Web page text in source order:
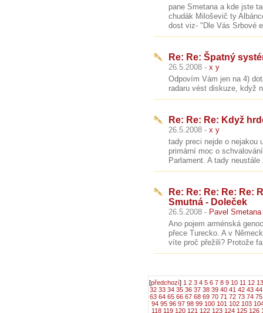
pane Smetana a kde jste
chudák Miloševič ty
dost viz- "Dle Vás Srbové
Re: Re: Špatný
26.5.2008 - x y
Odpovím Vám jen na 4)
radaru vést diskuze, když
Re: Re: Re: Když
26.5.2008 - x y
tady preci nejde o nejakou
primární moc o
Parlament. A tady
Re: Re: Re: Re: Re:
Smutná - Doleček
26.5.2008 - Pavel Smetana
Ano pojem arménská
přece Turecko. A v
víte proč přežili? Protože
[předchozí] 1 2 3 4 5 6 7 8 9 10 11 12 13
32 33 34 35 36 37 38 39 40 41 42 43 44
63 64 65 66 67 68 69 70 71 72 73 74 75
94 95 96 97 98 99 100 101 102 103
118 119 120 121 122 123 124 125 126